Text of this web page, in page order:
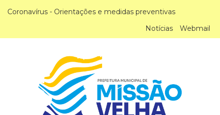
Coronavírus - Orientações e medidas preventivas
Notícias
Webmail